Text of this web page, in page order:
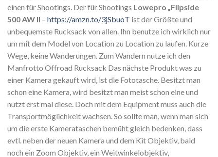
einen für Shootings. Der für Shootings Lowepro „Flipside
500 AW II – https://amzn.to/3jSbuoT ist der Größte und
unbequemste Rucksack von allen. Ihn benutze ich wirklich nur
um mit dem Model von Location zu Location zu laufen. Kurze
Wege, keine Wanderungen. Zum Wandern nutze ich den
Manfrotto Offroad Rucksack Das nächste Produkt was zu
einer Kamera gekauft wird, ist die Fototasche. Besitzt man
schon eine Kamera, wird besitzt man meist schon eine und
nutzt erst mal diese. Doch mit dem Equipment muss auch die
Transportmöglichkeit wachsen. So sollte man, wenn man sich
um die erste Kamerataschen bemüht gleich bedenken, dass
evtl. neben der neuen Kamera und dem Kit Objektiv, bald
noch ein Zoom Objektiv, ein Weitwinkelobjektiv,